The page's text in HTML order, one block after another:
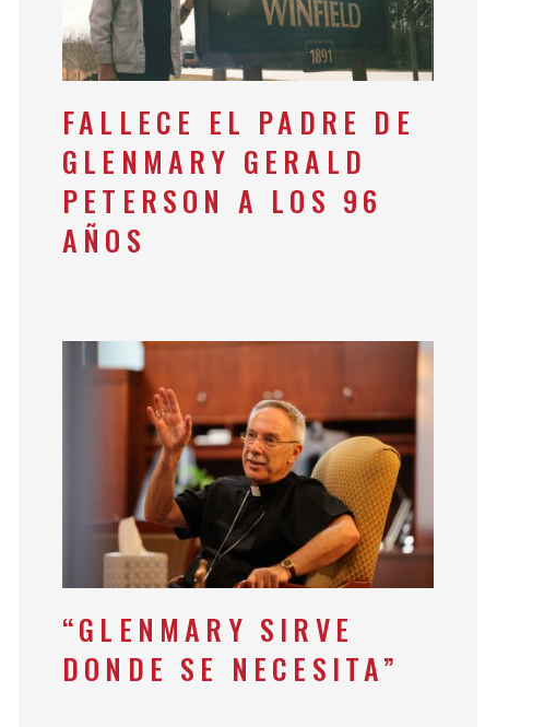
FALLECE EL PADRE DE
GLENMARY GERALD
PETERSON A LOS 96
AÑOS
“GLENMARY SIRVE
DONDE SE NECESITA”